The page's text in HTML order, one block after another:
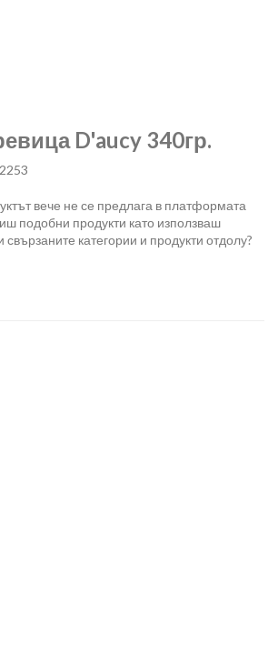
D'aucy 340гр.
вече не се предлага в платформата
подобни продукти като използваш
свързаните категории и продукти отдолу?